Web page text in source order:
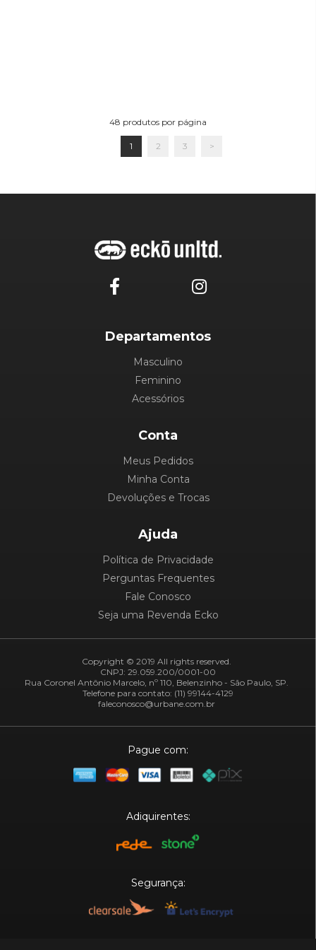
48 produtos por página
1 2 3 >
Departamentos
Masculino
Feminino
Acessórios
Conta
Meus Pedidos
Minha Conta
Devoluções e Trocas
Ajuda
Política de Privacidade
Perguntas Frequentes
Fale Conosco
Seja uma Revenda Ecko
Copyright © 2019 All rights reserved.
CNPJ: 29.059.200/0001-00
Rua Coronel Antônio Marcelo, nº 110, Belenzinho - São Paulo, SP.
Telefone para contato: (11) 99144-4129
faleconosco@urbane.com.br
Pague com:
Adiquirentes:
Segurança: